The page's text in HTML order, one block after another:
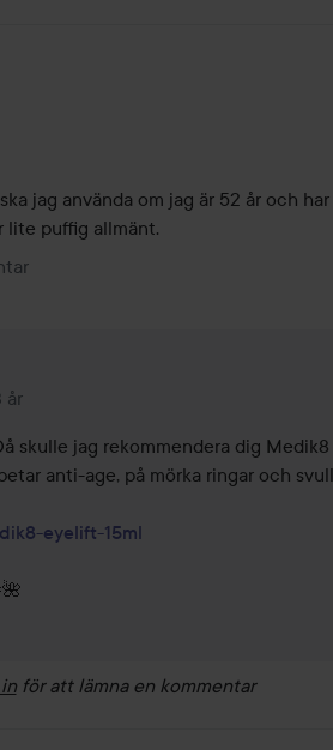
år
jag använda om jag är 52 år och
lite puffig allmänt.
Creator.
år
lades 3 år
skulle jag rekommendera dig Medik8
anti-age, på mörka ringar och
eyelift-15ml
för att lämna en kommentar